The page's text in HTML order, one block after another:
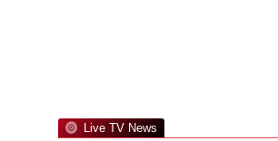
Live TV News